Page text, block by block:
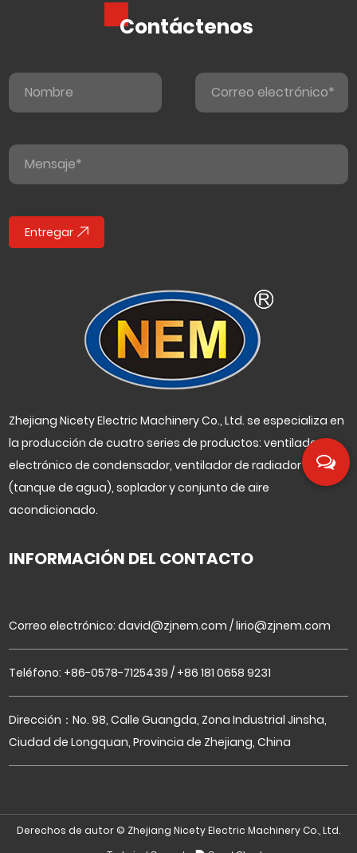
Contáctenos
Entregar
Zhejiang Nicety Electric Machinery Co., Ltd. se especializa en
la producción de cuatro series de productos: ventilador
electrónico de condensador, ventilador de radiador
(tanque de agua), soplador y conjunto de aire
acondicionado.
INFORMACIÓN DEL CONTACTO
Correo electrónico:david@zjnem.com /lirio@zjnem.com
Teléfono: +86-0578-7125439 / +86 181 0658 9231
Dirección：No. 98, Calle Guangda, Zona Industrial Jinsha,
Ciudad de Longquan, Provincia de Zhejiang, China
Derechos de autor © Zhejiang Nicety Electric Machinery Co., Ltd.